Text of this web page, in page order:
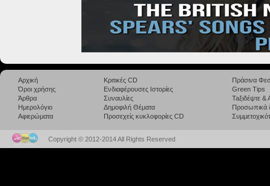
Αρχική
Όροι χρήσης
Άρθρα
Ημερολόγιο
Αφιερώματα
Κριτικές CD
Ενδιαφέρουσες Ιστορίες
Συναυλίες
Δημοφιλή Θέματα
Προσεχείς κυκλοφορίες CD
Πράσινα
Green Tips
Taξιδέψτε
Προσωπικά
Copyright © 2012-2014 All Rights Reserved